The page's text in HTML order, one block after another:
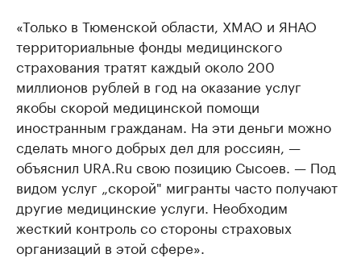
«Только в Тюменской области, ХМАО и ЯНАО
территориальные фонды медицинского
страхования тратят каждый около 200
миллионов рублей в год на оказание услуг
якобы скорой медицинской помощи
иностранным гражданам. На эти деньги можно
сделать много добрых дел для россиян, —
объяснил URA.Ru свою позицию Сысоев. — Под
видом услуг „скорой" мигранты часто получают
другие медицинские услуги. Необходим
жесткий контроль со стороны страховых
организаций в этой сфере».